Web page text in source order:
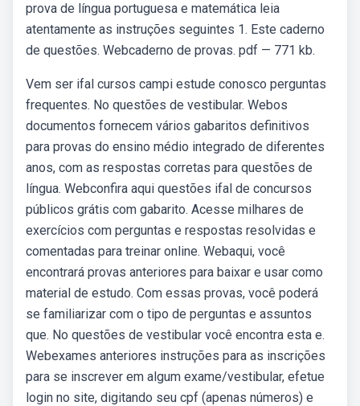
prova de língua portuguesa e matemática leia
atentamente as instruções seguintes 1. Este caderno
de questões. Webcaderno de provas. pdf — 771 kb.
Vem ser ifal cursos campi estude conosco perguntas
frequentes. No questões de vestibular. Webos
documentos fornecem vários gabaritos definitivos
para provas do ensino médio integrado de diferentes
anos, com as respostas corretas para questões de
língua. Webconfira aqui questões ifal de concursos
públicos grátis com gabarito. Acesse milhares de
exercícios com perguntas e respostas resolvidas e
comentadas para treinar online. Webaqui, você
encontrará provas anteriores para baixar e usar como
material de estudo. Com essas provas, você poderá
se familiarizar com o tipo de perguntas e assuntos
que. No questões de vestibular você encontra esta e.
Webexames anteriores instruções para as inscrições
para se inscrever em algum exame/vestibular, efetue
login no site, digitando seu cpf (apenas números) e